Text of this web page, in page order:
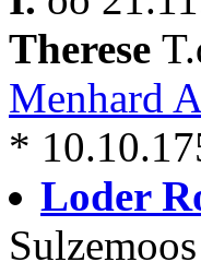
Therese
Menhard
*
Loder
Sulzemoos